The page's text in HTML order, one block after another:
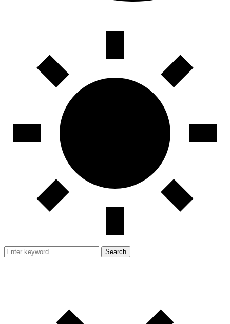
Search